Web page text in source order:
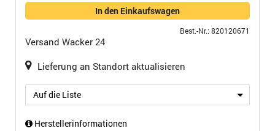
In den Einkaufswagen
Best.-Nr.: 820120671
Versand Wacker 24
Lieferung an Standort aktualisieren
Auf die Liste
Herstellerinformationen